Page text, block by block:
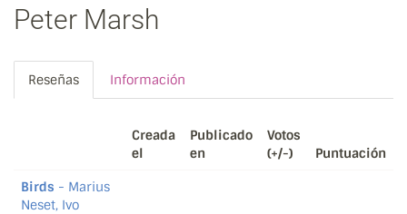
Peter Marsh
Reseñas Información
Creada
el
Publicado
en
Votos
(+/-)
Puntuación
Birds - Marius
Neset, Ivo